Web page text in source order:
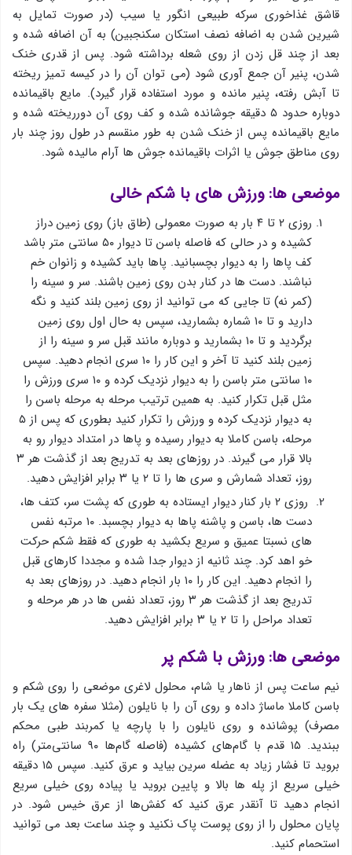
قاشق غذاخوری سرکه طبیعی انگور یا سیب (در صورت تمایل به
شیرین شدن به اضافه نصف استکان سکنجبین) به آن اضافه شده و
بعد از چند قل زدن از روی شعله برداشته شود. پس از قدری خنک
شدن، پنیر آن جمع آوری شود (می توان آن را در کیسه تمیز ریخته
تا آبش رفته، پنیر مانده و مورد استفاده قرار گیرد). مایع باقیمانده
دوباره حدود ۵ دقیقه جوشانده شده و کف روی آن دورریخته شده و
مایع باقیمانده پس از خنک شدن به طور منقسم در طول روز چند بار
روی مناطق جوش یا اثرات باقیمانده جوش ها آرام مالیده شود.
موضعی ها: ورزش های با شکم خالی
روزی ۲ تا ۴ بار به صورت معمولی (طاق باز) روی زمین دراز
کشیده و در حالی که فاصله باسن تا دیوار ۵۰ سانتی متر باشد
کف پاها را به دیوار بچسبانید. پاها باید کشیده و زانوان خم
نباشند. دست ها در کنار بدن روی زمین باشند. سر و سینه را
(کمر نه) تا جایی که می توانید از روی زمین بلند کنید و نگه
دارید و تا ۱۰ شماره بشمارید، سپس به حال اول روی زمین
برگردید و تا ۱۰ بشمارید و دوباره مانند قبل سر و سینه را از
زمین بلند کنید تا آخر و این کار را ۱۰ سری انجام دهید. سپس
۱۰ سانتی متر باسن را به دیوار نزدیک کرده و ۱۰ سری ورزش را
مثل قبل تکرار کنید. به همین ترتیب مرحله به مرحله باسن را
به دیوار نزدیک کرده و ورزش را تکرار کنید بطوری که پس از ۵
مرحله، باسن کاملا به دیوار رسیده و پاها در امتداد دیوار رو به
بالا قرار می گیرند. در روزهای بعد به تدریج بعد از گذشت هر ۳
روز، تعداد شمارش و سری ها را تا ۲ یا ۳ برابر افزایش دهید.
روزی ۲ بار کنار دیوار ایستاده به طوری که پشت سر، کتف ها،
دست ها، باسن و پاشنه پاها به دیوار بچسبد. ۱۰ مرتبه نفس
های نسبتا عمیق و سریع بکشید به طوری که فقط شکم حرکت
خو اهد کرد. چند ثانیه از دیوار جدا شده و مجددا کارهای قبل
را انجام دهید. این کار را ۱۰ بار انجام دهید. در روزهای بعد به
تدریج بعد از گذشت هر ۳ روز، تعداد نفس ها در هر مرحله و
تعداد مراحل را تا ۲ یا ۳ برابر افزایش دهید.
موضعی ها: ورزش با شکم پر
نیم ساعت پس از ناهار یا شام، محلول لاغری موضعی را روی شکم و
باسن کاملا ماساژ داده و روی آن را با نایلون (مثلا سفره های یک بار
مصرف) پوشانده و روی نایلون را با پارچه یا کمربند طبی محکم
ببندید. ۱۵ قدم با گام‌های کشیده (فاصله گام‌ها ۹۰ سانتی‌متر) راه
بروید تا فشار زیاد به عضله سرین بیاید و عرق کنید. سپس ۱۵ دقیقه
خیلی سریع از پله ها بالا و پایین بروید یا پیاده روی خیلی سریع
انجام دهید تا آنقدر عرق کنید که کفش‌ها از عرق خیس شود. در
پایان محلول را از روی پوست پاک نکنید و چند ساعت بعد می توانید
استحمام کنید.